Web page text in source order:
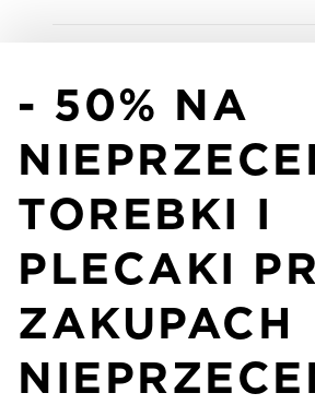
- 50% NA
TOREBKI I
PLECAKI
ZAKUPACH